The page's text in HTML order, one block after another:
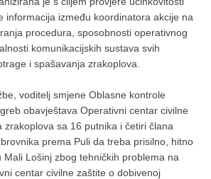
informacija između koordinatora akcije na
procedura, sposobnosti operativnog
komunikacijskih sustava svih
i spašavanja zrakoplova.
voditelj smjene Oblasne kontrole
obavještava Operativni centar civilne
zrakoplova sa 16 putnika i četiri člana
prema Puli da treba prisilno, hitno
Mali Lošinj zbog tehničkih problema na
centar civilne zaštite o dobivenoj